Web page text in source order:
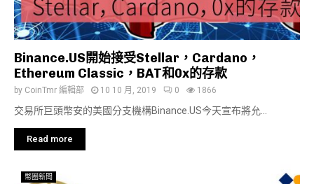
Binance.US開始接受Stellar，Cardano，
Ethereum Classic，BAT和0x的存款
by CoinTmr 編輯部 10 10 月, 2019 0 1866
交易所巨頭幣安的美國分支機構Binance.US今天宣布將允...
Read more
幣圈新聞